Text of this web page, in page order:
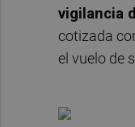
vigilancia
cotizada
el vuelo de